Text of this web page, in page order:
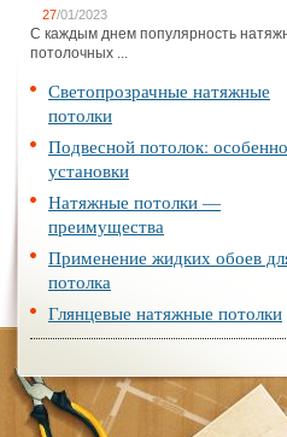
27/01/2023
С каждым днем популярность
потолочных ...
Светопрозрачные натяжные
потолки
Подвесной потолок:
установки
Натяжные потолки —
преимущества
Применение жидких обоев
потолка
Глянцевые натяжные потолки